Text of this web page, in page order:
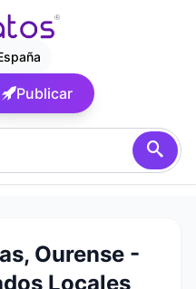
Publicar
Ourense -
Locales